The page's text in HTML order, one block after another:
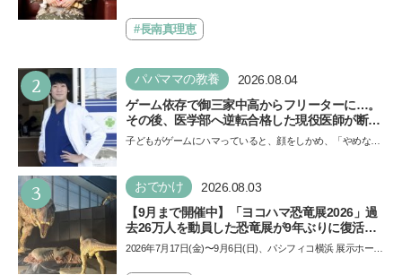
できると子どもに知ってほしい
ザ…#長南真理恵
2 パパママの教養 2026.08.04
ゲーム依存で御三家中高からフリーターに…。
その後、医学部へ逆転合格した現役医師が断言
「ゲームの経験が受験勉強に役立った」そう考
子どもがゲームにハマっていると、顔をしかめ、「やめなさ
い…
3 おでかけ 2026.08.03
【9月まで開催中】「ヨコハマ恐竜展2026」過
去26万人を動員した恐竜展が9年ぶりに復活！
夏休みのおでかけで楽しむポイントを完全ガイ
2026年7月17日(金)〜9月6日(日)、パシフィコ横浜 展示ホール